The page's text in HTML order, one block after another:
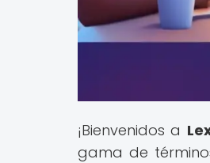
¡Bienvenidos a
gama de